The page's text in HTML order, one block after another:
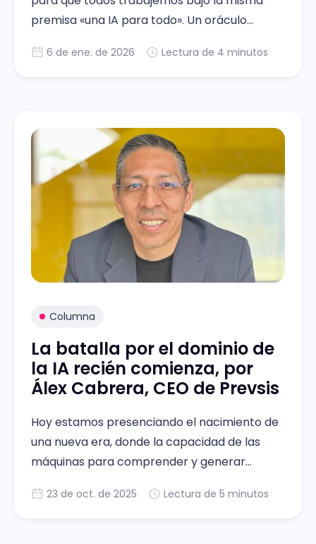
premisa «una IA para todo». Un oráculo
para resolver nuestros dilemas y
6 de ene. de 2026 Lectura de 4 minutos
Columna
La batalla por el dominio de
la IA recién comienza, por
Álex Cabrera, CEO de Prevsis
Hoy estamos presenciando el nacimiento de
una nueva era, donde la capacidad de las
máquinas para comprender y generar
relación con la tecnología
23 de oct. de 2025 Lectura de 5 minutos